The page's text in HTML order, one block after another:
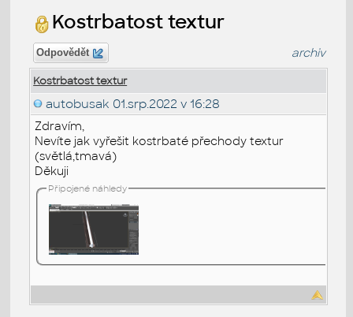
Kostrbatost textur
Odpovědět archiv
Kostrbatost textur
autobusak 01.srp.2022 v 16:28
Zdravím,
Nevíte jak vyřešit kostrbaté přechody textur
(světlá,tmavá)
Děkuji
Připojené náhledy